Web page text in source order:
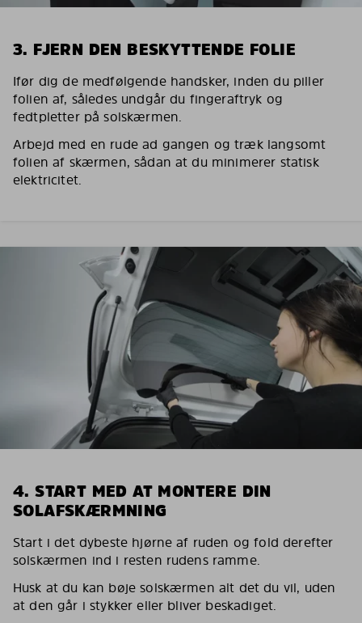
3. FJERN DEN BESKYTTENDE FOLIE
Ifør dig de medfølgende handsker, inden du piller
folien af, således undgår du fingeraftryk og
fedtpletter på solskærmen.
Arbejd med en rude ad gangen og træk langsomt
folien af skærmen, sådan at du minimerer statisk
elektricitet.
4. START MED AT MONTERE DIN
SOLAFSKÆRMNING
Start i det dybeste hjørne af ruden og fold derefter
solskærmen ind i resten rudens ramme.
Husk at du kan bøje solskærmen alt det du vil, uden
at den går i stykker eller bliver beskadiget.